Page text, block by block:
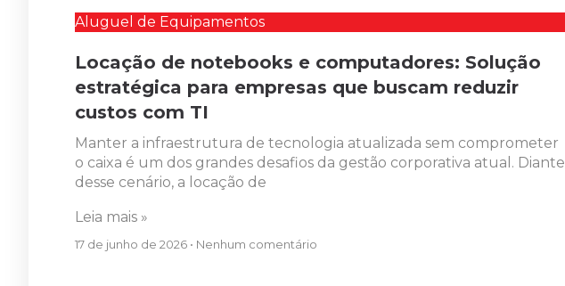
Aluguel de Equipamentos
Locação de notebooks e computadores: Solução
estratégica para empresas que buscam reduzir
custos com TI
Manter a infraestrutura de tecnologia atualizada sem comprometer
o caixa é um dos grandes desafios da gestão corporativa atual. Diante
desse cenário, a locação de
Leia mais »
17 de junho de 2026 Nenhum comentário